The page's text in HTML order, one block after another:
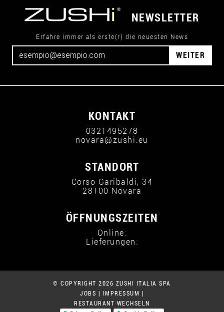
NEWSLETTER
Erfahre immer als erste(r) die neuesten News
WEITER
KONTAKT
0321495278
novara@zushi.eu
STANDORT
Corso Garibaldi, 34
28100 Novara
ÖFFNUNGSZEITEN
Online:
Lieferungen:
© COPYRIGHT 2026 ZUSHI ITALIA SPA
JOBS
IMPRESSUM
RESTAURANT WECHSELN